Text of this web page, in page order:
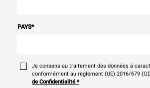
PAYS*
Je consens au traitement des données à
conformément au règlement (UE) 2016/679
de Confidentialité *